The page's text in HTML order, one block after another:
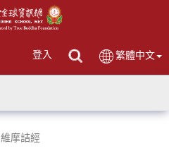
登入 繁體中文
維摩詰經